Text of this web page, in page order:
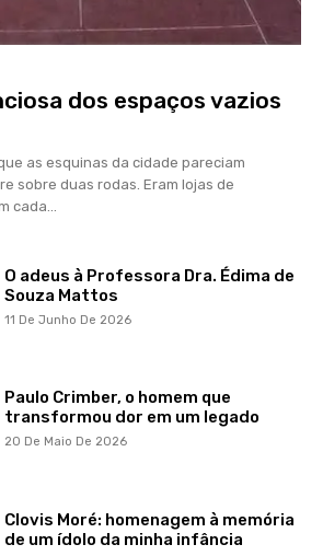
dos espaços vazios
as esquinas da cidade pareciam
sobre duas rodas. Eram lojas de
cada...
O adeus à Professora Dra. Édima de
Souza Mattos
11 De Junho De 2026
Paulo Crimber, o homem que
transformou dor em um legado
20 De Maio De 2026
Clovis Moré: homenagem à memória
de um ídolo da minha infância